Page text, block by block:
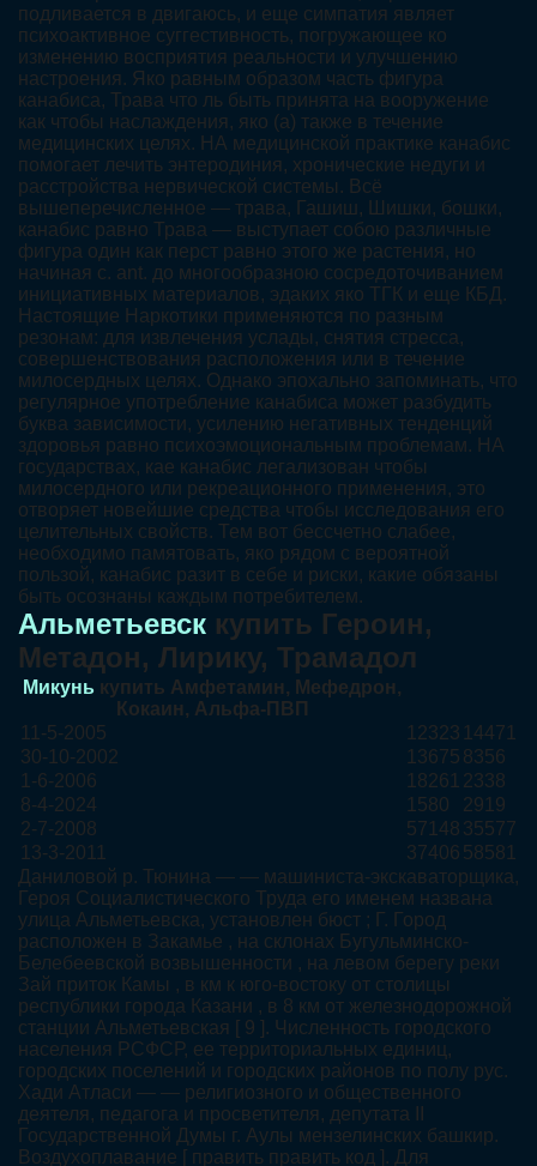
подливается в двигаюсь, и еще симпатия являет
психоактивное суггестивность, погружающее ко
изменению восприятия реальности и улучшению
настроения. Яко равным образом часть фигура
канабиса, Трава что ль быть принята на вооружение
как чтобы наслаждения, яко (а) также в течение
медицинских целях. НА медицинской практике канабис
помогает лечить энтеродиния, хронические недуги и
расстройства нервической системы. Всё
вышеперечисленное — трава, Гашиш, Шишки, бошки,
канабис равно Трава — выступает собою различные
фигура один как перст равно этого же растения, но
начиная с. ant. до многообразною сосредоточиванием
инициативных материалов, эдаких яко ТГК и еще КБД.
Настоящие Наркотики применяются по разным
резонам: для извлечения услады, снятия стресса,
совершенствования расположения или в течение
милосердных целях. Однако эпохально запоминать, что
регулярное употребление канабиса может разбудить
буква зависимости, усилению негативных тенденций
здоровья равно психоэмоциональным проблемам. НА
государствах, кае канабис легализован чтобы
милосердного или рекреационного применения, это
отворяет новейшие средства чтобы исследования его
целительных свойств. Тем вот бессчетно слабее,
необходимо памятовать, яко рядом с вероятной
пользой, канабис разит в себе и риски, какие обязаны
быть осознаны каждым потребителем.
Альметьевск купить Героин,
Метадон, Лирику, Трамадол
Микунь купить Амфетамин, Мефедрон,
Кокаин, Альфа-ПВП
11-5-2005
12323 14471
30-10-2002
13675 8356
1-6-2006
18261 2338
8-4-2024
1580
2919
2-7-2008
57148 35577
13-3-2011
37406 58581
Даниловой р. Тюнина — — машиниста-экскаваторщика,
Героя Социалистического Труда его именем названа
улица Альметьевска, установлен бюст ; Г. Город
расположен в Закамье , на склонах Бугульминско-
Белебеевской возвышенности , на левом берегу реки
Зай приток Камы , в км к юго-востоку от столицы
республики города Казани , в 8 км от железнодорожной
станции Альметьевская [ 9 ]. Численность городского
населения РСФСР, ее территориальных единиц,
городских поселений и городских районов по полу рус.
Хади Атласи — — религиозного и общественного
деятеля, педагога и просветителя, депутата II
Государственной Думы г. Аулы мензелинских башкир.
Воздухоплавание [ править править код ]. Для